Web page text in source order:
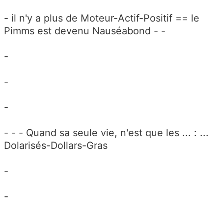
- il n'y a plus de Moteur-Actif-Positif == le
Pimms est devenu Nauséabond - -
-
-
-
- - - Quand sa seule vie, n'est que les ... : ...
Dolarisés-Dollars-Gras
-
-